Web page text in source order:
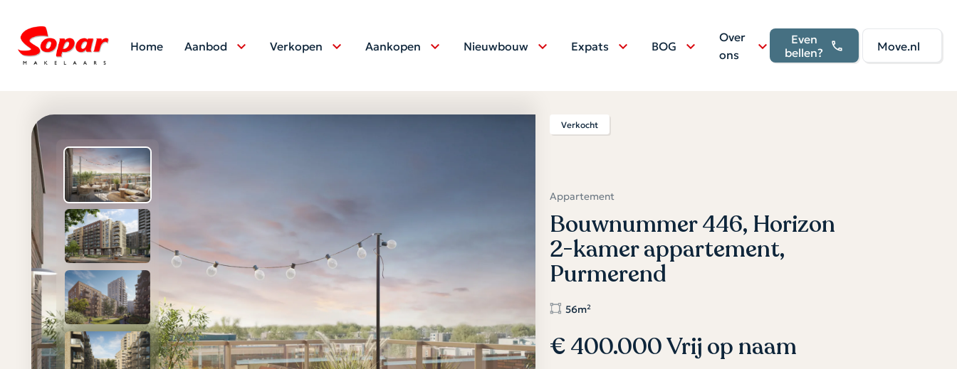
Home Aanbod Verkopen Aankopen Nieuwbouw Expats BOG
Over
ons
Even
bellen? Move.nl
Verkocht
Appartement
Bouwnummer 446, Horizon
2-kamer appartement,
Purmerend
56m²
€ 400.000 Vrij op naam